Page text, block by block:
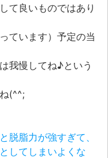
て良いものではあり
ています）予定の当
我慢してね♪という
(^^;
脱脂力が強すぎて、
してしまいよくな